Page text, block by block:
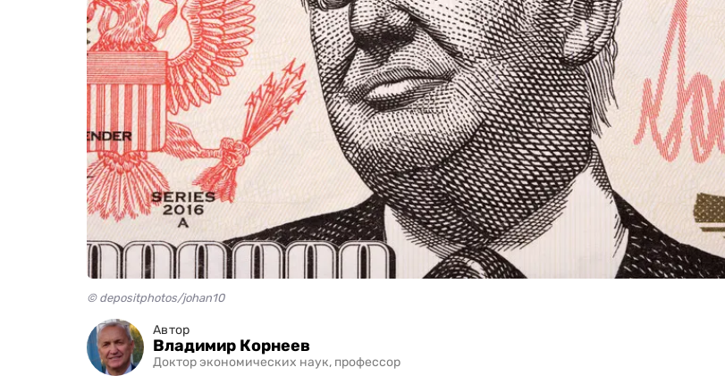
© depositphotos/johan10
Автор
Владимир Корнеев
Доктор экономических наук, профессор